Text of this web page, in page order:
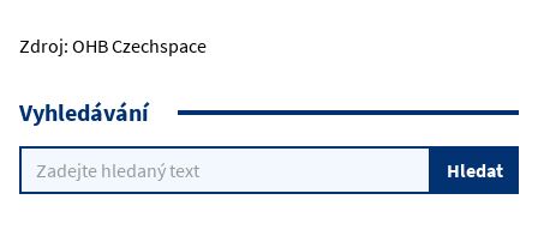
Zdroj: OHB Czechspace
Vyhledávání